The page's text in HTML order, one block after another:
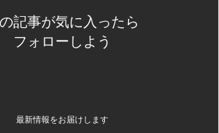
記事が気に入ったら
フォローしよう
最新情報をお届けします